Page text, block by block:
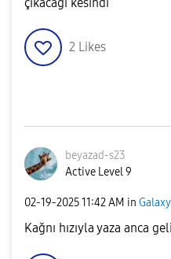
2 Likes
beyazad-s23
Active Level 9
‎02-19-202511:42 AM in
Kağnı hızıyla yaza anca